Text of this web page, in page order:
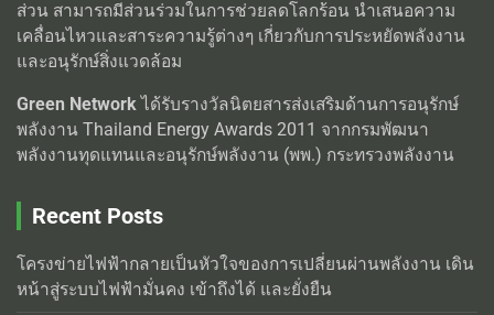
ส่วน สามารถมีส่วนร่วมในการช่วยลดโลกร้อน นำเสนอความ
เคลื่อนไหวและสาระความรู้ต่างๆ เกี่ยวกับการประหยัดพลังงาน
และอนุรักษ์สิ่งแวดล้อม
Green Network ได้รับรางวัลนิตยสารส่งเสริมด้านการอนุรักษ์
พลังงาน Thailand Energy Awards 2011 จากกรมพัฒนา
พลังงานทุดแทนและอนุรักษ์พลังงาน (พพ.) กระทรวงพลังงาน
Recent Posts
โครงข่ายไฟฟ้ากลายเป็นหัวใจของการเปลี่ยนผ่านพลังงาน เดิน
หน้าสู่ระบบไฟฟ้ามั่นคง เข้าถึงได้ และยั่งยืน